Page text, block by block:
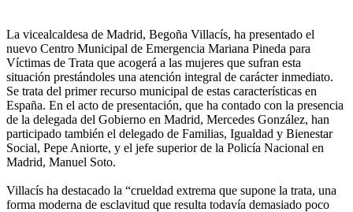
La vicealcaldesa de Madrid, Begoña Villacís, ha presentado el
nuevo Centro Municipal de Emergencia Mariana Pineda para
Víctimas de Trata que acogerá a las mujeres que sufran esta
situación prestándoles una atención integral de carácter inmediato.
Se trata del primer recurso municipal de estas características en
España. En el acto de presentación, que ha contado con la presencia
de la delegada del Gobierno en Madrid, Mercedes González, han
participado también el delegado de Familias, Igualdad y Bienestar
Social, Pepe Aniorte, y el jefe superior de la Policía Nacional en
Madrid, Manuel Soto.
Villacís ha destacado la “crueldad extrema que supone la trata, una
forma moderna de esclavitud que resulta todavía demasiado poco